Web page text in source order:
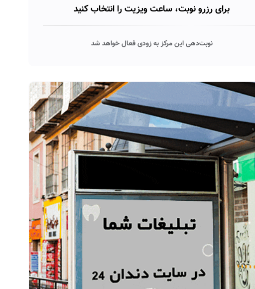
برای رزرو نوبت، ساعت ویزیت را انتخاب کنید
نوبت‌دهی این مرکز به زودی فعال خواهد شد